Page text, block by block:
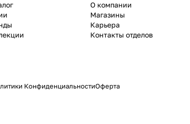
О компании
Магазины
Карьера
Контакты отделов
КонфиденциальностиОферта